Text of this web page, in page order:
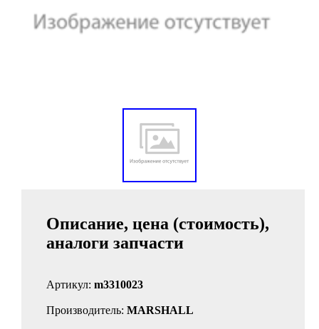
Описание, цена (стоимость),
аналоги запчасти
Артикул: m3310023
Производитель: MARSHALL